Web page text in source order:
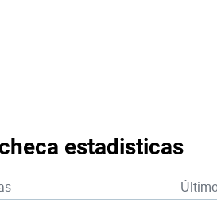
estadisticas